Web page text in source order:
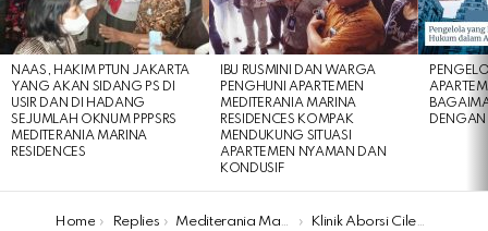
NAAS, HAKIM PTUN JAKARTA
YANG AKAN SIDANG PS DI
USIR DAN DI HADANG
SEJUMLAH OKNUM PPPSRS
MEDITERANIA MARINA
RESIDENCES
IBU RUSMINI DAN WARGA
PENGHUNI APARTEMEN
MEDITERANIA MARINA
RESIDENCES KOMPAK
MENDUKUNG SITUASI
APARTEMEN NYAMAN DAN
KONDUSIF
DENGAN
You are here:
Home Replies Mediterania Marina Residences
Klinik Aborsi Cilegon 081333960089 Jual Obat Aborsi Di Cilegon